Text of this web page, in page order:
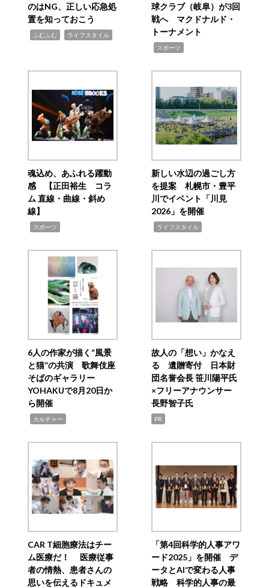
のはNG、正しい応急処
置を知っておこう
ふむふむ ライフスタイル
球クラブ（岐阜）が3回
戦へ マクドナルド・
トーナメント
スポーツ
魂込め、あふれる躍動
感 【正田裕生 コラ
ム 直線・曲線・斜め
線】
スポーツ
新しい水辺の過ごし方
を提案 札幌市・豊平
川でイベント「川見
2026」を開催
ライフスタイル
6人の作家が描く“風景
と猫”の共演 歌舞伎座
そばのギャラリー
YOHAKUで8月20日か
ら開催
カルチャー
故人の「想い」かなえ
る 遺贈寄付 日本財
団名誉会長 笹川陽平氏
×フリーアナウンサー
長野智子氏
PR
CAR T細胞療法はチー
ム医療だ！ 医療従事
者の情熱、患者さんの
思いを伝えるドキュメ
「第4回科学的人事アワ
ード2025」を開催 デ
ータとAIで変わる人事
戦略 科学的人事の最